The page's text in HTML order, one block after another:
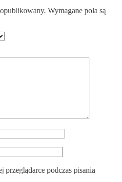
Wymagane pola są
przeglądarce podczas pisania